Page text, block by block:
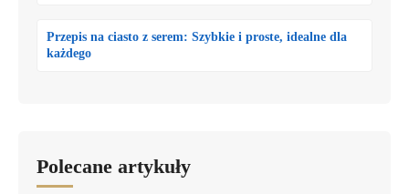
Przepis na ciasto z serem: Szybkie i proste, idealne dla
każdego
Polecane artykuły